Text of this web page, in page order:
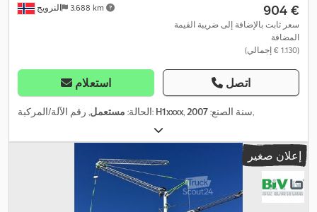
النرويج 3.688 km ‏904 €
سعر ثابت بالإضافة إلى ضريبة القيمة
المضافة
(‏1.130 € إجمالي)
استعلام اتصل
الحالة: مستعمل , رقم الآلة/المركبة: H1xxxx , سنة الصنع:2007 ,
إعلان صغير